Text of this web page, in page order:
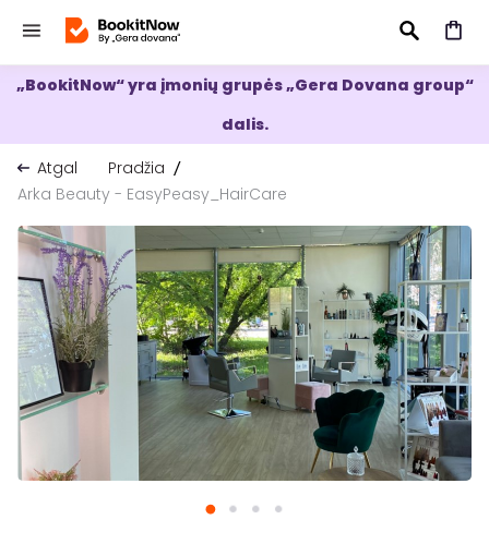
IEŠKOTI
„BookitNow“ yra įmonių grupės „Gera Dovana group“
dalis.
Atgal
Pradžia
Arka Beauty - EasyPeasy_HairCare